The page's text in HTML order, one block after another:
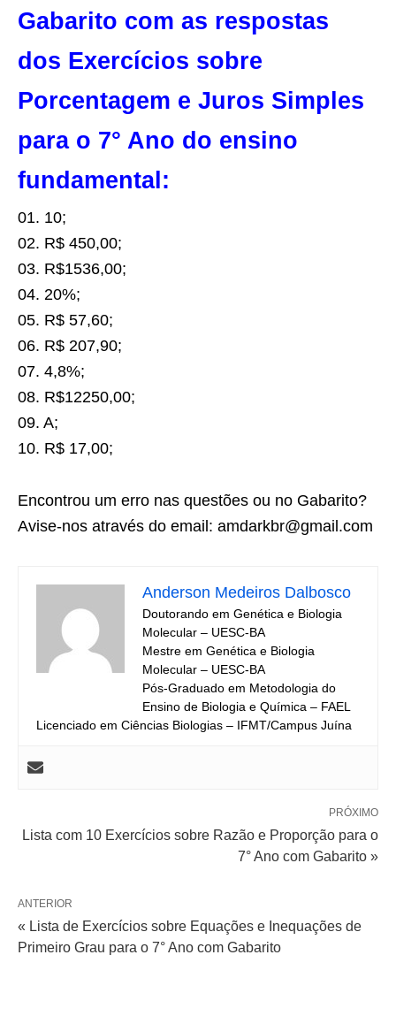
Gabarito com as respostas
dos Exercícios sobre
Porcentagem e Juros Simples
para o 7° Ano do ensino
fundamental:
01. 10;
02. R$ 450,00;
03. R$1536,00;
04. 20%;
05. R$ 57,60;
06. R$ 207,90;
07. 4,8%;
08. R$12250,00;
09. A;
10. R$ 17,00;
Encontrou um erro nas questões ou no Gabarito?
Avise-nos através do email: amdarkbr@gmail.com
Anderson Medeiros Dalbosco
Doutorando em Genética e Biologia
Molecular – UESC-BA
Mestre em Genética e Biologia
Molecular – UESC-BA
Pós-Graduado em Metodologia do
Ensino de Biologia e Química – FAEL
Licenciado em Ciências Biologias – IFMT/Campus Juína
PRÓXIMO
Lista com 10 Exercícios sobre Razão e Proporção para o
7° Ano com Gabarito »
ANTERIOR
« Lista de Exercícios sobre Equações e Inequações de
Primeiro Grau para o 7° Ano com Gabarito